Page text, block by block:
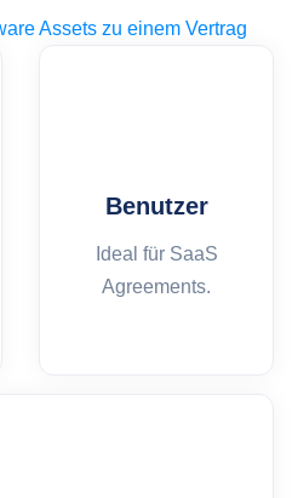
Benutzer
Ideal für SaaS
Agreements.